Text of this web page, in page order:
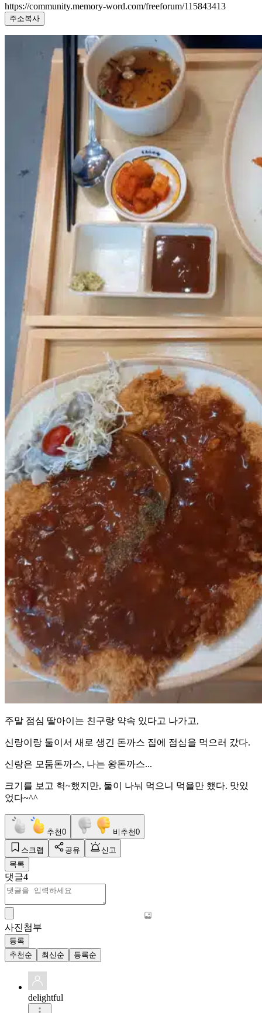
https://community.memory-word.com/freeforum/115843413
주소복사
주말 점심 딸아이는 친구랑 약속 있다고 나가고,
신랑이랑 둘이서 새로 생긴 돈까스 집에 점심을 먹으러 갔다.
신랑은 모둠돈까스, 나는 왕돈까스...
크기를 보고 헉~했지만, 둘이 나눠 먹으니 먹을만 했다. 맛있
었다~^^
추천0 비추천0
스크랩 공유
신고
목록
댓글4
사진첨부
등록
추천순
최신순 등록순
delightful